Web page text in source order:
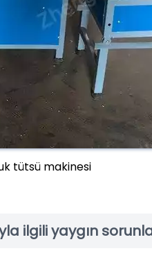
tütsü makinesi
ilgili yaygın